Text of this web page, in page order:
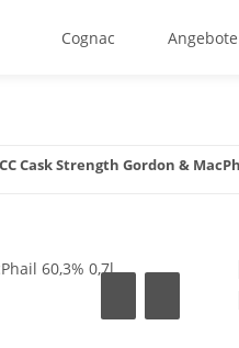
Cognac Angebote
Cask Strength Gordon &